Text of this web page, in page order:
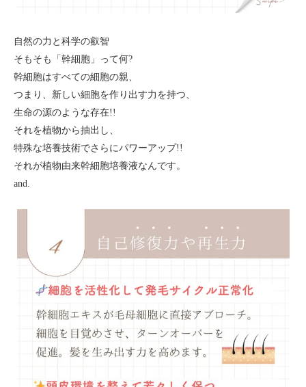
自然の力と科学の叡智
そもそも「幹細胞」って何?
幹細胞はすべての細胞の親、
つまり、新しい細胞を作り出す力を持つ、
生命の源のような存在!!
それを植物から抽出し、
特殊な培養技術でさらにパワーアップ!!
それが植物由来幹細胞培養液なんです。
and.